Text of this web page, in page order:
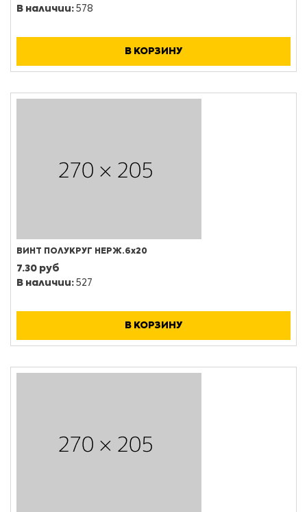
В наличии: 578
В КОРЗИНУ
ВИНТ ПОЛУКРУГ НЕРЖ.6х20
7.30 руб
В наличии: 527
В КОРЗИНУ